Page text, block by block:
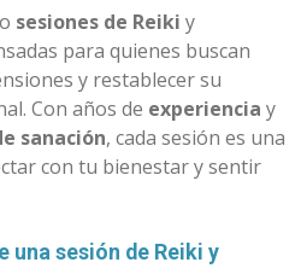
sesiones de Reiki y
para quienes buscan
y restablecer su
Con años de experiencia y
sanación, cada sesión es una
con tu bienestar y sentir
una sesión de Reiki y